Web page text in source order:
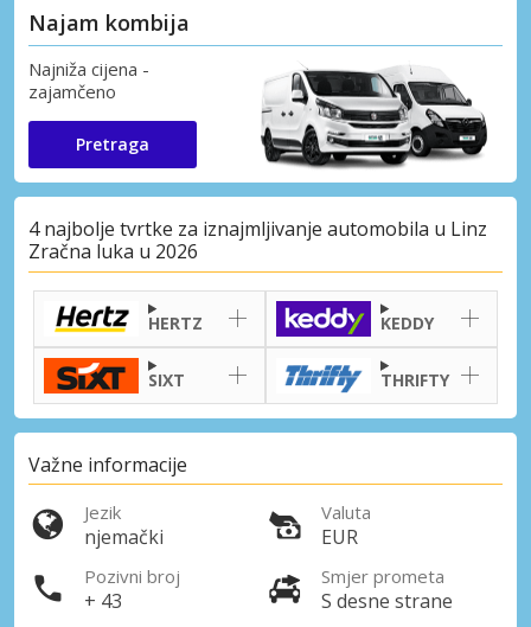
Najam kombija
Najniža cijena -
zajamčeno
Pretraga
4 najbolje tvrtke za iznajmljivanje automobila u Linz
Zračna luka u 2026
HERTZ KEDDY
SIXT THRIFTY
Važne informacije
Jezik
njemački
Valuta
EUR
Pozivni broj
+ 43
Smjer prometa
S desne strane